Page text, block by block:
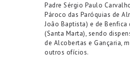
Padre Sérgio Paulo
Pároco das Paróquias de
João Baptista) e de Benfica
(Santa Marta), sendo
de Alcobertas e Gançaria,
outros ofícios.